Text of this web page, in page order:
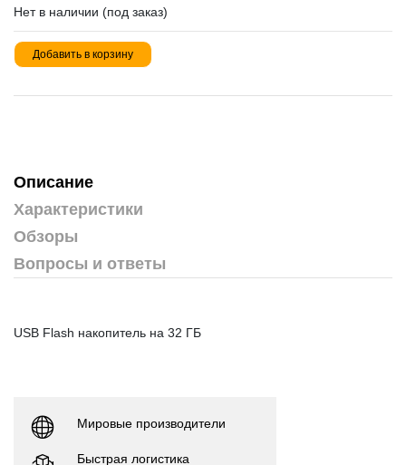
Нет в наличии (под заказ)
Добавить в корзину
Описание
Характеристики
Обзоры
Вопросы и ответы
USB Flash накопитель на 32 ГБ
Мировые производители
Быстрая логистика